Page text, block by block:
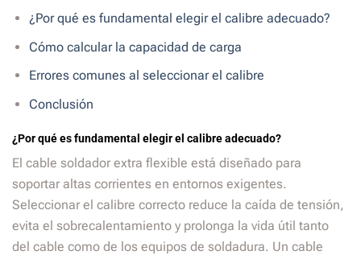
¿Por qué es fundamental elegir el calibre adecuado?
Cómo calcular la capacidad de carga
Errores comunes al seleccionar el calibre
Conclusión
¿Por qué es fundamental elegir el calibre adecuado?
El cable soldador extra flexible está diseñado para
soportar altas corrientes en entornos exigentes.
Seleccionar el calibre correcto reduce la caída de tensión,
evita el sobrecalentamiento y prolonga la vida útil tanto
del cable como de los equipos de soldadura. Un cable